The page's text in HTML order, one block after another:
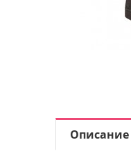
Описание